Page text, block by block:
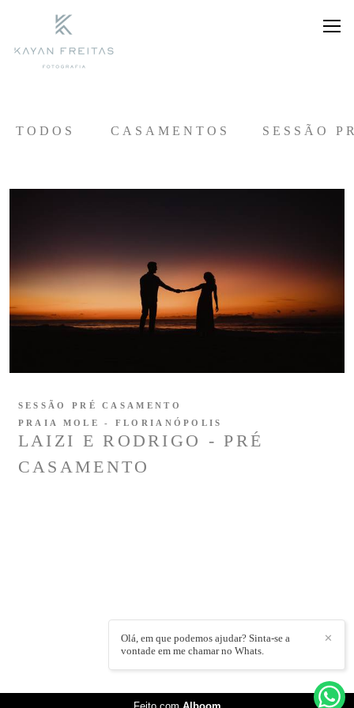
TODOS CASAMENTOS SESSÃO
LAIZI E RODRIGO - PRÉ
CASAMENTO
SESSÃO PRÉ CASAMENTO
PRAIA MOLE - FLORIANÓPOLIS
✕
Olá, em que podemos ajudar? Sinta-se a
vontade em me chamar no Whats.